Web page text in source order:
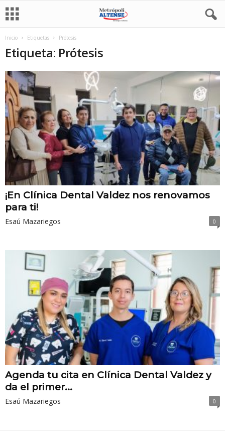
Inicio Etiquetas Prótesis
Etiqueta: Prótesis
¡En Clínica Dental Valdez nos renovamos
para ti!
Esaú Mazariegos 0
Agenda tu cita en Clínica Dental Valdez y
da el primer...
Esaú Mazariegos 0